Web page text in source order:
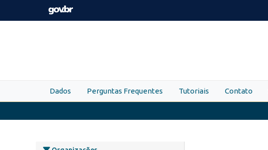
Skip to main content
Dados Perguntas Frequentes Tutoriais Contato